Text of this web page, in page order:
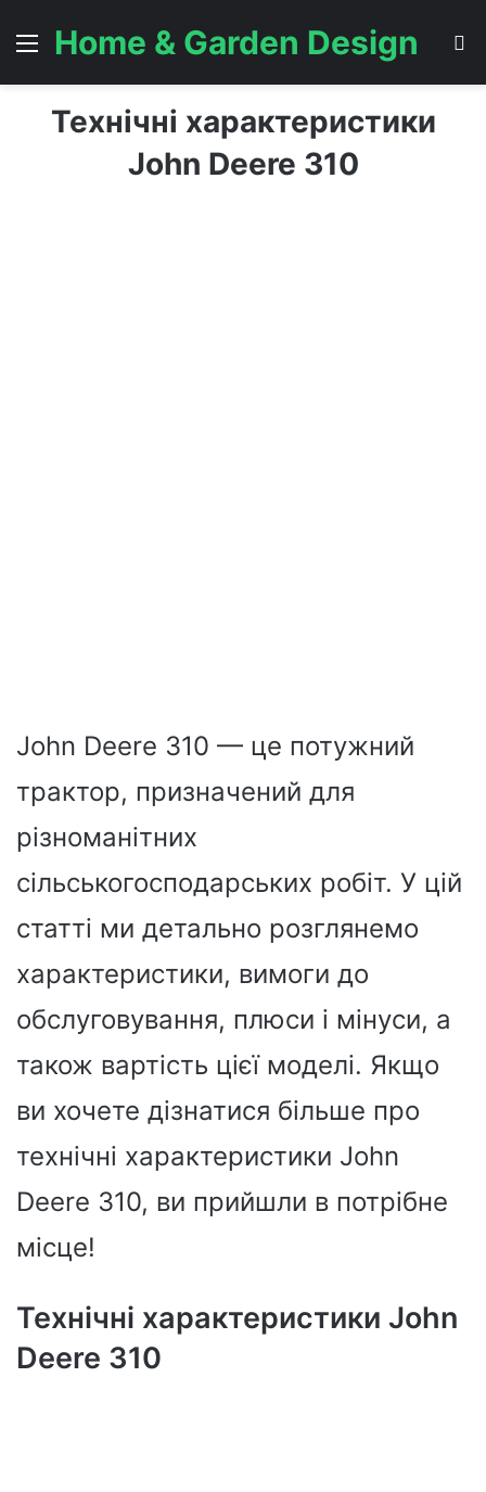
Menu
Home & Garden Design
Технічні характеристики
John Deere 310
John Deere 310 — це потужний
трактор, призначений для
різноманітних
сільськогосподарських робіт. У цій
статті ми детально розглянемо
характеристики, вимоги до
обслуговування, плюси і мінуси, а
також вартість цієї моделі. Якщо
ви хочете дізнатися більше про
технічні характеристики John
Deere 310, ви прийшли в потрібне
місце!
Технічні характеристики John
Deere 310